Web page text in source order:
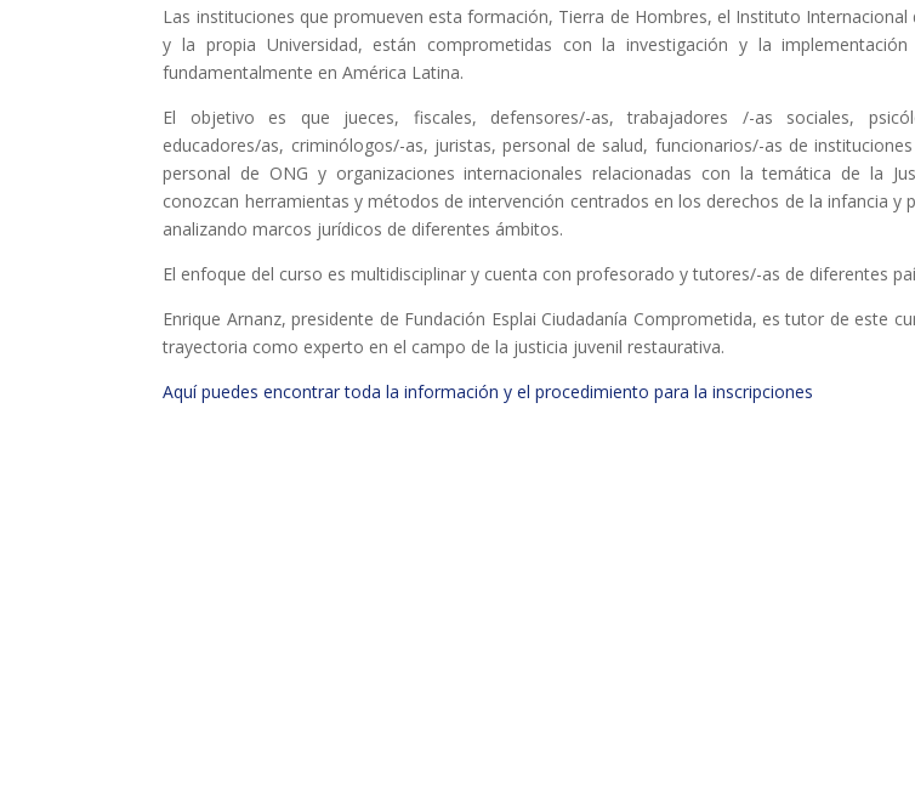
Las instituciones que promueven esta formación, Tierra de Hombres, el Instituto Internacional
y la propia Universidad, están comprometidas con la investigación y la
fundamentalmente en América Latina.
El objetivo es que jueces, fiscales, defensores/-as, trabajadores /-as sociales,
educadores/as, criminólogos/-as, juristas, personal de salud, funcionarios/-as de
personal de ONG y organizaciones internacionales relacionadas con la temática de la
conozcan herramientas y métodos de intervención centrados en los derechos de la infancia y
analizando marcos jurídicos de diferentes ámbitos.
El enfoque del curso es multidisciplinar y cuenta con profesorado y tutores/-as de diferentes
Enrique Arnanz, presidente de Fundación Esplai Ciudadanía Comprometida, es tutor de este
trayectoria como experto en el campo de la justicia juvenil restaurativa.
Aquí puedes encontrar toda la información y el procedimiento para la inscripciones